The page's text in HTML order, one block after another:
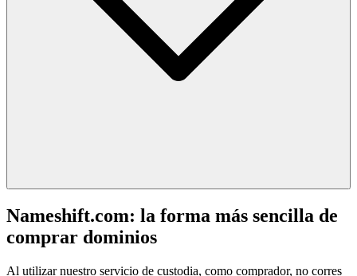
Nameshift.com: la forma más sencilla de
comprar dominios
Al utilizar nuestro servicio de custodia, como comprador, no corres